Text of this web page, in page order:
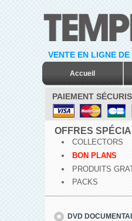
VENTE EN LIGNE
Accueil
PAIEMENT
OFFRES
COLLECTORS
BON PLANS
PRODUITS
PACKS
DVD